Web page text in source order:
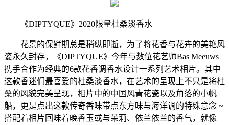
《DIPTYQUE》2020限量杜桑淡香水
花景的保鲜期总是稍纵即逝，为了将花香与花卉的美艳风
姿永久封存，《DIPTYQUE》今年与数位花艺师Bas Meeuws
携手合作为经典的6款花香调香水设计一系列艺术相片。其中
这款香迷们最喜爱的杜桑淡香水，在艺术的呈现上不只是将杜
桑的风貌完美呈现，相片中的中国风青花瓷以及角落的小帆
船，更是点出这款传奇香味带点东方味与海洋调的特殊意念 ~
搭配着相片回味着晚香玉或与茉莉、依兰依兰的香气，就像